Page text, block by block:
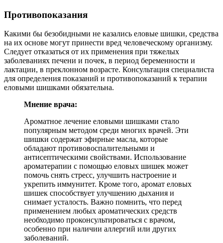
Противопоказания
Какими бы безобидными не казались еловые шишки, средства
на их основе могут принести вред человеческому организму.
Следует отказаться от их применения при тяжелых
заболеваниях печени и почек, в период беременности и
лактации, в преклонном возрасте. Консультация специалиста
для определения показаний и противопоказаний к терапии
еловыми шишками обязательна.
Мнение врача:
Ароматное лечение еловыми шишками стало
популярным методом среди многих врачей. Эти
шишки содержат эфирные масла, которые
обладают противовоспалительными и
антисептическими свойствами. Использование
ароматерапии с помощью еловых шишек может
помочь снять стресс, улучшить настроение и
укрепить иммунитет. Кроме того, аромат еловых
шишек способствует улучшению дыхания и
снимает усталость. Важно помнить, что перед
применением любых ароматических средств
необходимо проконсультироваться с врачом,
особенно при наличии аллергий или других
заболеваний.